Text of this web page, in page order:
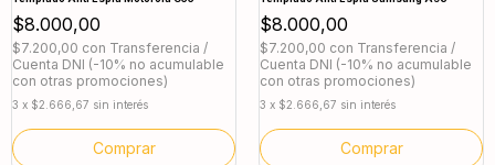
$8.000,00
$7.200,00 con Transferencia /
Cuenta DNI (-10% no acumulable
con otras promociones)
3 x $2.666,67 sin interés
$8.000,00
$7.200,00 con Transferencia /
Cuenta DNI (-10% no acumulable
con otras promociones)
3 x $2.666,67 sin interés